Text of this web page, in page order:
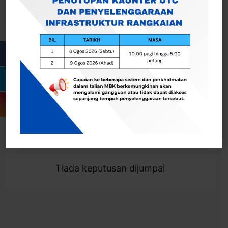
Togol Penapis
Showing 0 result
Tiada keputusan dijumpai